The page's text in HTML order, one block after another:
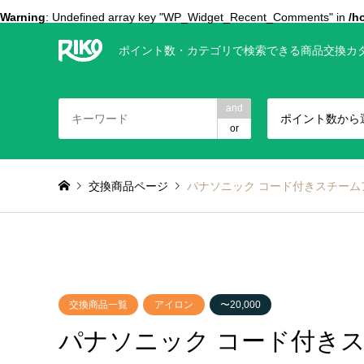
Warning: Undefined array key "WP_Widget_Recent_Comments" in /
ポイント数・カテゴリで検索できる商品交換カ
and
or
ポイント数から
交換商品ページ パナソニック コード付きスチー
交換商品一覧 アイロン 〜20,000
パナソニック コード付き